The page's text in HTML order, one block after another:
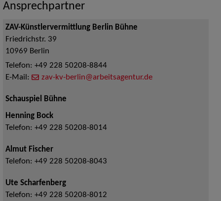
Ansprechpartner
ZAV-Künstlervermittlung Berlin Bühne
Friedrichstr. 39
10969 Berlin
Telefon: +49 228 50208-8844
E-Mail:
zav-kv-berlin@arbeitsagentur.de
Schauspiel Bühne
Henning Bock
Telefon: +49 228 50208-8014
Almut Fischer
Telefon: +49 228 50208-8043
Ute Scharfenberg
Telefon: +49 228 50208-8012